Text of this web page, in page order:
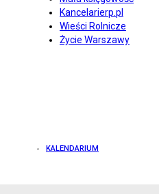
Kancelarierp.pl
Wieści Rolnicze
Życie Warszawy
KALENDARIUM